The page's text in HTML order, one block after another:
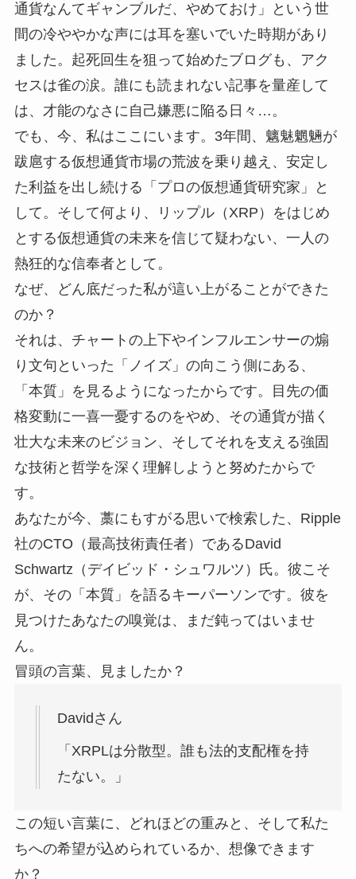
通貨なんてギャンブルだ、やめておけ」という世
間の冷ややかな声には耳を塞いでいた時期があり
ました。起死回生を狙って始めたブログも、アク
セスは雀の涙。誰にも読まれない記事を量産して
は、才能のなさに自己嫌悪に陥る日々…。
でも、今、私はここにいます。3年間、魑魅魍魎が
跋扈する仮想通貨市場の荒波を乗り越え、安定し
た利益を出し続ける「プロの仮想通貨研究家」と
して。そして何より、リップル（XRP）をはじめ
とする仮想通貨の未来を信じて疑わない、一人の
熱狂的な信奉者として。
なぜ、どん底だった私が這い上がることができた
のか？
それは、チャートの上下やインフルエンサーの煽
り文句といった「ノイズ」の向こう側にある、
「本質」を見るようになったからです。目先の価
格変動に一喜一憂するのをやめ、その通貨が描く
壮大な未来のビジョン、そしてそれを支える強固
な技術と哲学を深く理解しようと努めたからで
す。
あなたが今、藁にもすがる思いで検索した、Ripple
社のCTO（最高技術責任者）であるDavid
Schwartz（デイビッド・シュワルツ）氏。彼こそ
が、その「本質」を語るキーパーソンです。彼を
見つけたあなたの嗅覚は、まだ鈍ってはいませ
ん。
冒頭の言葉、見ましたか？
Davidさん
「XRPLは分散型。誰も法的支配権を持
たない。」
この短い言葉に、どれほどの重みと、そして私た
ちへの希望が込められているか、想像できます
か？